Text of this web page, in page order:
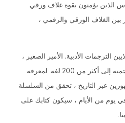
الذين يؤمنون بقوة غلاف ورقي.
الغلاف الورقي والرقمي ،
الترجمات الأدبية. الأمير الصغير ،
على سبيل المثال ، تمت ترجمته إلى أكثر من 200 لغة. لمعرفة
عبر التاريخ ، تحقق من السلسلة
يوم من الأيام ، سيكون كتابك على